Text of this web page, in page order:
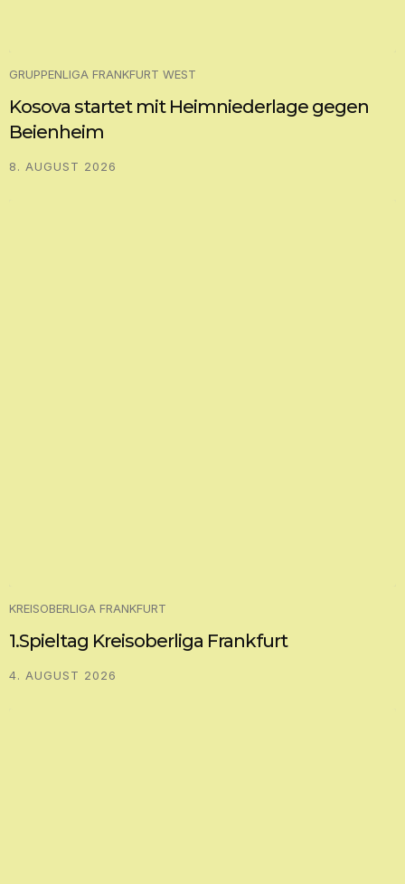
GRUPPENLIGA FRANKFURT WEST
Kosova startet mit Heimniederlage gegen
Beienheim
8. AUGUST 2026
KREISOBERLIGA FRANKFURT
1.Spieltag Kreisoberliga Frankfurt
4. AUGUST 2026